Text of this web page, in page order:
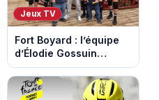
Jeux TV
Fort Boyard : l’équipe
d’Élodie Gossuin
termine avec une belle
somme pour l'Unicef et
le Refuge